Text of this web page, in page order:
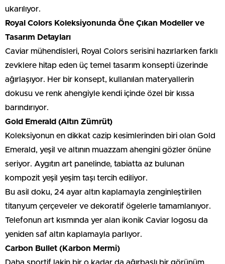
ukarılıyor.
Royal Colors Koleksiyonunda Öne Çıkan Modeller ve
Tasarım Detayları
Caviar mühendisleri, Royal Colors serisini hazırlarken farklı
zevklere hitap eden üç temel tasarım konsepti üzerinde
ağırlaşıyor. Her bir konsept, kullanılan materyallerin
dokusu ve renk ahengiyle kendi içinde özel bir kıssa
barındırıyor.
Gold Emerald (Altın Zümrüt)
Koleksiyonun en dikkat cazip kesimlerinden biri olan Gold
Emerald, yeşil ve altının muazzam ahengini gözler önüne
seriyor. Aygıtın art panelinde, tabiatta az bulunan
kompozit yeşil yeşim taşı tercih ediliyor.
Bu asil doku, 24 ayar altın kaplamayla zenginleştirilen
titanyum çerçeveler ve dekoratif ögelerle tamamlanıyor.
Telefonun art kısmında yer alan ikonik Caviar logosu da
yeniden saf altın kaplamayla parlıyor.
Carbon Bullet (Karbon Mermi)